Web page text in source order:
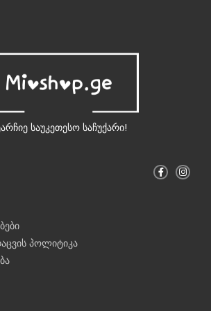
საუკეთესო საჩუქარი!
F
a
I
n
პოლიტიკა